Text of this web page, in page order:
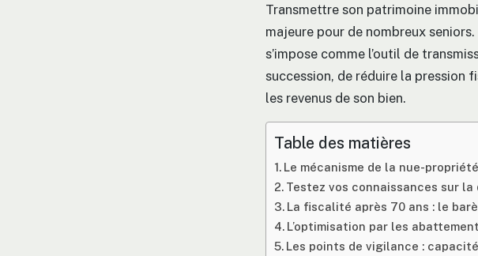
Transmettre son patrimoine
majeure pour de nombreux
s’impose comme l’outil de
succession, de réduire la pression
les revenus de son bien.
Table des matières
Le mécanisme de la nue-
Testez vos connaissances sur
La fiscalité après 70 ans : le
L’optimisation par les
Les points de vigilance :